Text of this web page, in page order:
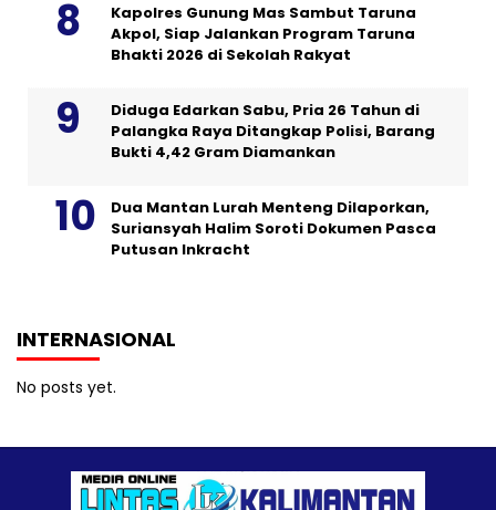
Kapolres Gunung Mas Sambut Taruna
Akpol, Siap Jalankan Program Taruna
Bhakti 2026 di Sekolah Rakyat
Diduga Edarkan Sabu, Pria 26 Tahun di
Palangka Raya Ditangkap Polisi, Barang
Bukti 4,42 Gram Diamankan
Dua Mantan Lurah Menteng Dilaporkan,
Suriansyah Halim Soroti Dokumen Pasca
Putusan Inkracht
INTERNASIONAL
No posts yet.